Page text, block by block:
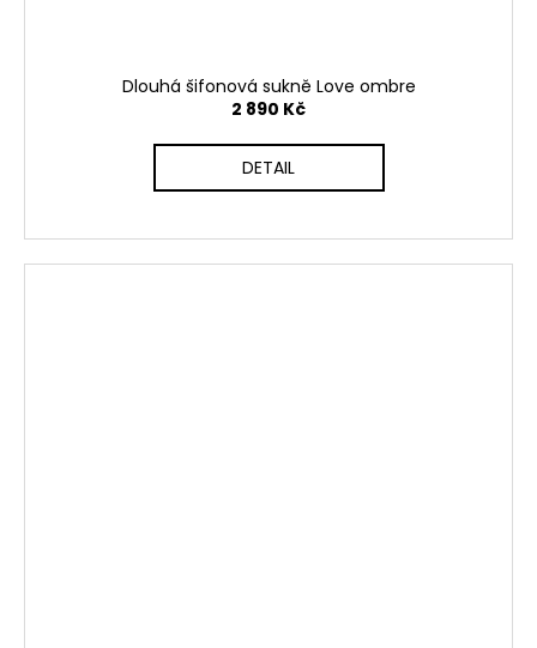
Dlouhá šifonová sukně Love ombre
2 890 Kč
DETAIL